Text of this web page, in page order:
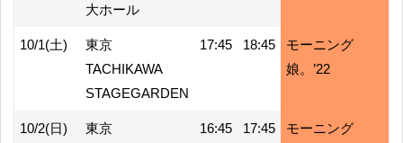
大ホール
10/1(土)
東京
TACHIKAWA
STAGEGARDEN
17:45 18:45
モーニング
娘。’22
10/2(日)
東京
16:45 17:45
モーニング